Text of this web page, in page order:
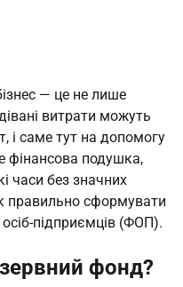
— це не лише
витрати можуть
і саме тут на допомогу
фінансова подушка,
часи без значних
правильно сформувати
підприємців (ФОП).
фонд?